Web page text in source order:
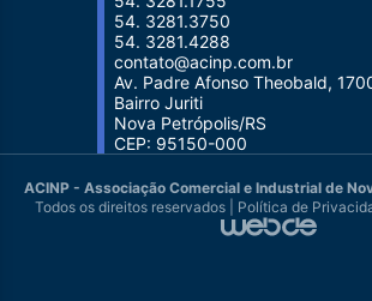
54. 3281.3750
54. 3281.4288
contato@acinp.com.br
Av. Padre Afonso Theobald,
Bairro Juriti
Nova Petrópolis/RS
CEP: 95150-000
ACINP - Associação Comercial e Industrial de
Todos os direitos reservados | Política de